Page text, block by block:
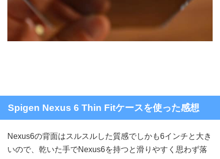
Spigen Nexus 6 Thin Fitケースを使った感想
Nexus6の背面はスルスルした質感でしかも6インチと大き
いので、乾いた手でNexus6を持つと滑りやすく思わず落